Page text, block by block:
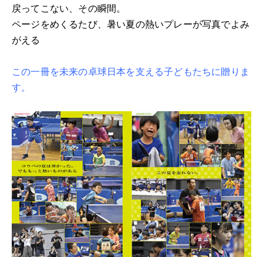
戻ってこない、その瞬間。
ページをめくるたび、暑い夏の熱いプレーが写真でよみ
がえる
この一冊を未来の卓球日本を支える子どもたちに贈りま
す。